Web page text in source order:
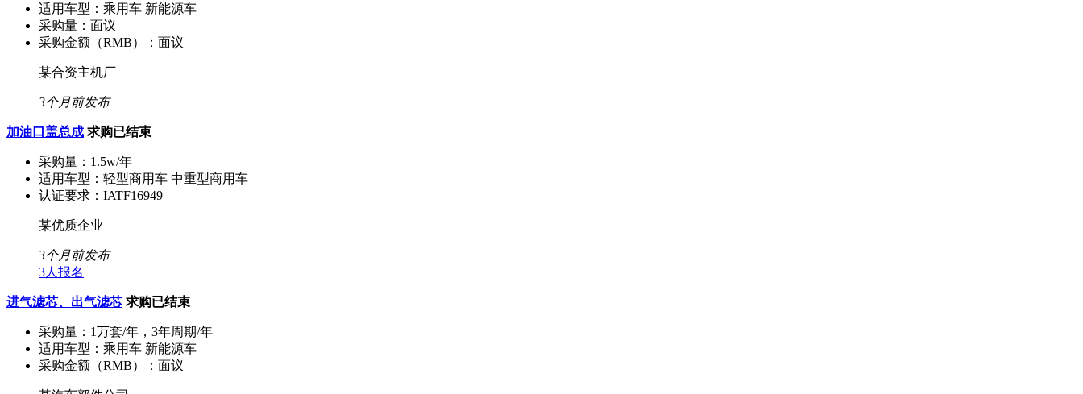
适用车型： 乘用车 新能源车
采购量： 面议
采购金额（RMB）： 面议
某合资主机厂
3个月前发布
加油口盖总成 求购已结束
采购量： 1.5w/年
适用车型： 轻型商用车 中重型商用车
认证要求： IATF16949
某优质企业
3个月前发布
3人报名
进气滤芯、出气滤芯 求购已结束
采购量： 1万套/年，3年周期/年
适用车型： 乘用车 新能源车
采购金额（RMB）： 面议